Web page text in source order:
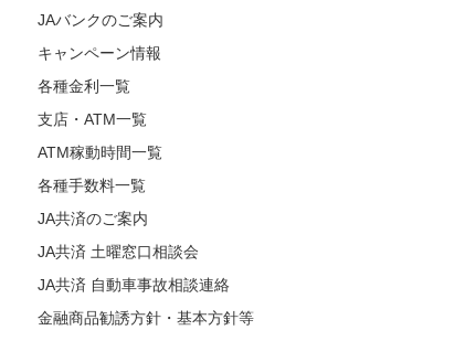
JAバンクのご案内
キャンペーン情報
各種金利一覧
支店・ATM一覧
ATM稼動時間一覧
各種手数料一覧
JA共済のご案内
JA共済 土曜窓口相談会
JA共済 自動車事故相談連絡
金融商品勧誘方針・基本方針等